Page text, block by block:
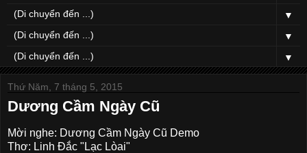
▼
▼
▼
Thứ Năm, 7 tháng 5, 2015
Dương Cầm Ngày Cũ
Mời nghe: Dương Cầm Ngày Cũ Demo
Thơ: Linh Đắc "Lạc Lòai"